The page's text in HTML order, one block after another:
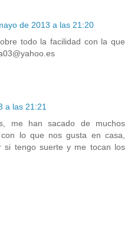
de 2013 a las 21:20
todo la facilidad con la que
a las 21:21
me han sacado de muchos
lo que nos gusta en casa,
si tengo suerte y me tocan los